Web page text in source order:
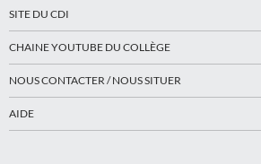
SITE DU CDI
CHAINE YOUTUBE DU COLLÈGE
NOUS CONTACTER / NOUS SITUER
AIDE